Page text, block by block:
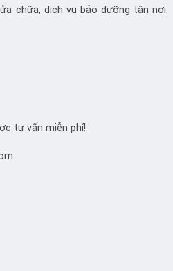
chữa, dịch vụ bảo dưỡng tận nơi.
tư vấn miễn phí!